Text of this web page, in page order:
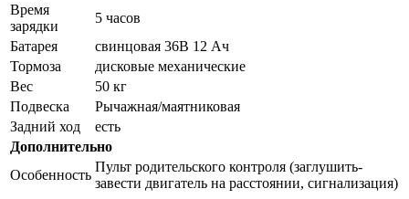
Время
зарядки
5 часов
Батарея
свинцовая 36В 12 Ач
Тормоза
дисковые механические
Вес
50 кг
Подвеска
Рычажная/маятниковая
Задний ход
есть
Дополнительно
Особенность
Пульт родительского контроля (заглушить-
завести двигатель на расстоянии, сигнализация)